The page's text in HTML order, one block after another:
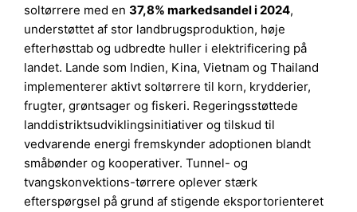
soltørrere med en37,8% markedsandel i 2024,
understøttet af stor landbrugsproduktion, høje
efterhøsttab og udbredte huller i elektrificering på
landet. Lande som Indien, Kina, Vietnam og Thailand
implementerer aktivt soltørrere til korn, krydderier,
frugter, grøntsager og fiskeri. Regeringsstøttede
landdistriktsudviklingsinitiativer og tilskud til
vedvarende energi fremskynder adoptionen blandt
småbønder og kooperativer. Tunnel- og
tvangskonvektions-tørrere oplever stærk
efterspørgsel på grund af stigende eksportorienteret